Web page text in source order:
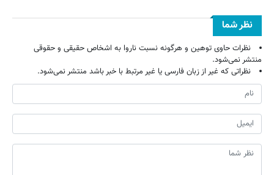
نظر شما
نظرات حاوی توهین و هرگونه نسبت ناروا به اشخاص حقیقی و حقوقی
منتشر نمی‌شود.
نظراتی که غیر از زبان فارسی یا غیر مرتبط با خبر باشد منتشر نمی‌شود.